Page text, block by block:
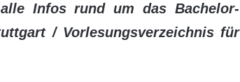
Infos rund um das Bachelor-
/ Vorlesungsverzeichnis für